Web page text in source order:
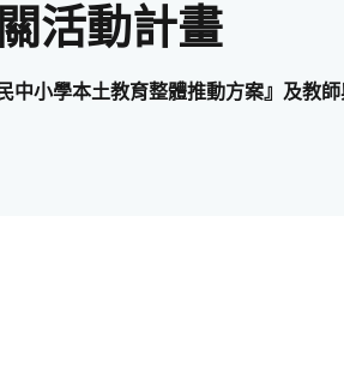
關活動計畫
中小學本土教育整體推動方案』及教
Sign in
have an account? Sign up